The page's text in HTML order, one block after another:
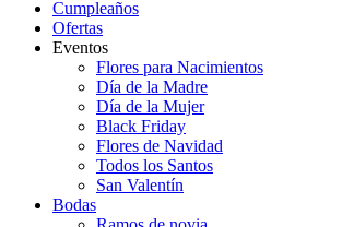
Cumpleaños
Ofertas
Eventos
Flores para Nacimientos
Día de la Madre
Día de la Mujer
Black Friday
Flores de Navidad
Todos los Santos
San Valentín
Bodas